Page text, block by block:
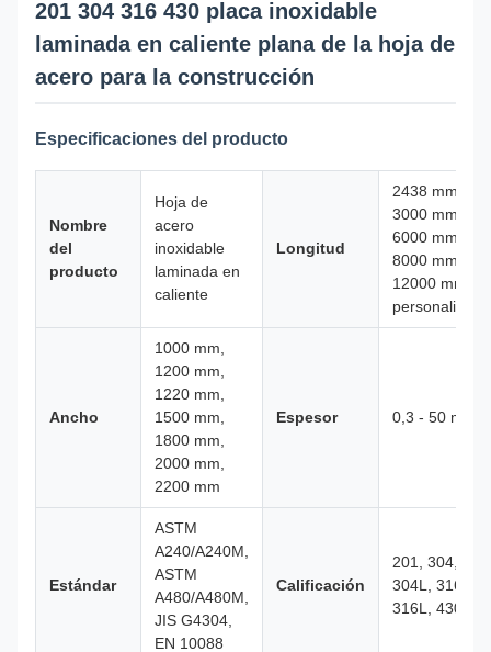
201 304 316 430 placa inoxidable
laminada en caliente plana de la hoja de
acero para la construcción
Especificaciones del producto
Nombre
del
producto
Hoja de
acero
inoxidable
laminada en
caliente
Longitud
2438 mm,
3000 mm,
6000 mm,
8000 mm,
12000 mm,
personalizado
Ancho
1000 mm,
1200 mm,
1220 mm,
1500 mm,
1800 mm,
2000 mm,
2200 mm
Espesor 0,3 - 50 mm
Estándar
ASTM
A240/A240M,
ASTM
A480/A480M,
JIS G4304,
EN 10088
Calificación
201, 304,
304L, 316,
316L, 430